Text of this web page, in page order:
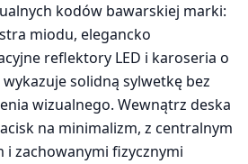
kodów bawarskiej marki:
miodu, elegancko
reflektory LED i karoseria o
wykazuje solidną sylwetkę bez
wizualnego. Wewnątrz deska
na minimalizm, z centralnym
zachowanymi fizycznymi